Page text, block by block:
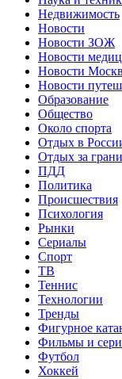
Недвижимость
Новости
Новости ЗОЖ
Новости
Новости
Новости
Образование
Общество
Около спорта
Отдых в
Отдых за
ПДД
Политика
Происшествия
Психология
Рынки
Сериалы
Спорт
ТВ
Теннис
Технологии
Тренды
Фигурное
Фильмы и
Футбол
Хоккей